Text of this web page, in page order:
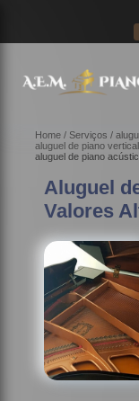
Home Serviços
aluguel de piano
aluguel de piano
Aluguel
Valores